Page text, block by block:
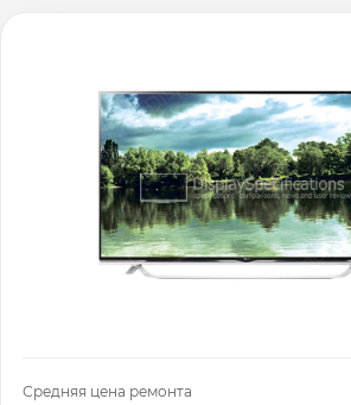
Средняя цена ремонта